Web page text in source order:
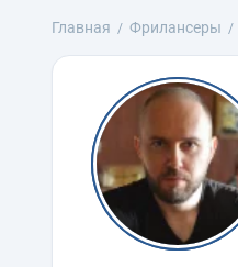
Главная Фрилансеры